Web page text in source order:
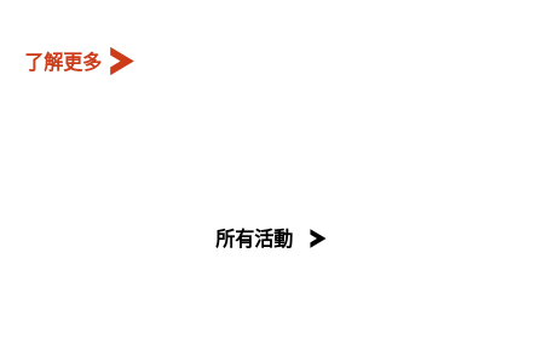
了解更多
所有活動